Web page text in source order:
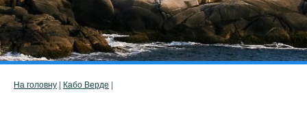
На головну | Кабо Верде |